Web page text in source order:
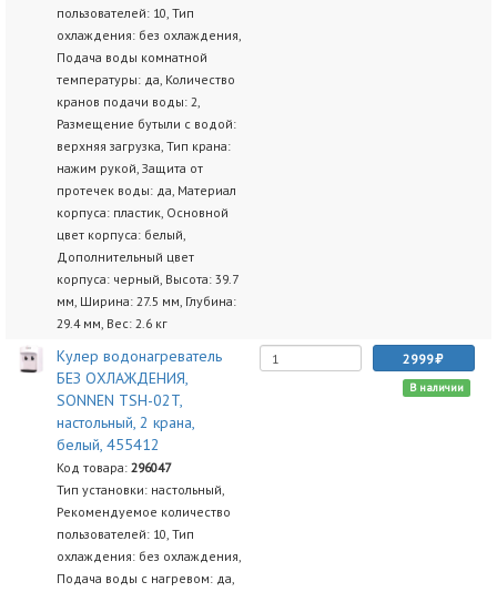
пользователей: 10, Тип
охлаждения: без охлаждения,
Подача воды комнатной
температуры: да, Количество
кранов подачи воды: 2,
Размещение бутыли с водой:
верхняя загрузка, Тип крана:
нажим рукой, Защита от
протечек воды: да, Материал
корпуса: пластик, Основной
цвет корпуса: белый,
Дополнительный цвет
корпуса: черный, Высота: 39.7
мм, Ширина: 27.5 мм, Глубина:
29.4 мм, Вес: 2.6 кг
Кулер водонагреватель
БЕЗ ОХЛАЖДЕНИЯ,
SONNEN TSH-02T,
настольный, 2 крана,
белый, 455412
Код товара: 296047
Тип установки: настольный,
Рекомендуемое количество
пользователей: 10, Тип
охлаждения: без охлаждения,
Подача воды с нагревом: да,
2999
В наличии